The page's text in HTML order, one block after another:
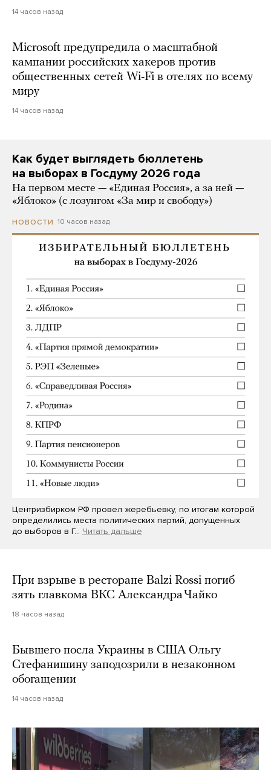
14 часов назад
Microsoft предупредила о масштабной
кампании российских хакеров против
общественных сетей Wi-Fi в отелях по всему
миру
14 часов назад
Как будет выглядеть бюллетень
на выборах в Госдуму 2026 года
На первом месте — «Единая Россия», а за ней —
«Яблоко» (с лозунгом «За мир и свободу»)
НОВОСТИ 10 часов назад
Центризбирком РФ провел жеребьевку, по итогам которой
определились места политических партий, допущенных
до выборов в Г… Читать дальше
При взрыве в ресторане Balzi Rossi погиб
зять главкома ВКС Александра Чайко
18 часов назад
Бывшего посла Украины в США Ольгу
Стефанишину заподозрили в незаконном
обогащении
14 часов назад